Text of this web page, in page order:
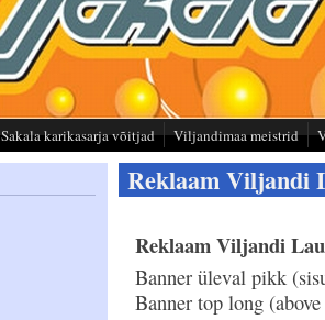
Sakala karikasarja võitjad Viljandimaa meistrid
Reklaam Viljandi
Reklaam Viljandi
Banner üleval pikk
Banner top long